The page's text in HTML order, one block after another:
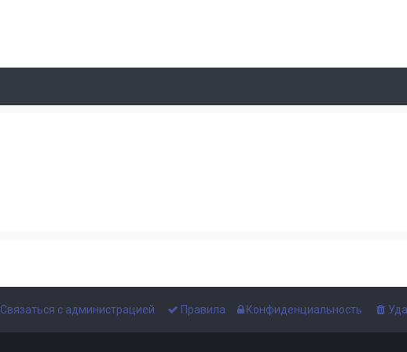
Конфиденциальность
Правила
Связаться с администрацией